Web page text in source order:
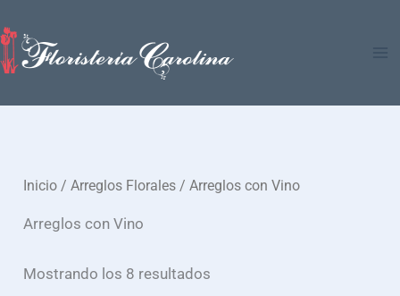
al
contenido
Inicio /Arreglos Florales / Arreglos con Vino
Arreglos con Vino
Mostrando los 8 resultados